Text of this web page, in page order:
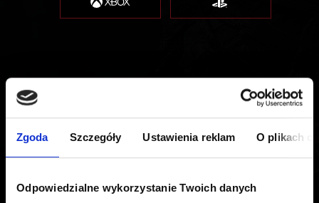
Zgoda Szczegóły Ustawienia reklam O plikach
Odpowiedzialne wykorzystanie Twoich danych
graficznej.